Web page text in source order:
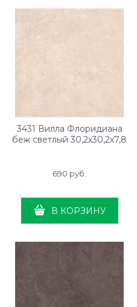
3431 Вилла Флоридиана
беж светлый 30,2х30,2х7,8
690 руб.
В КОРЗИНУ